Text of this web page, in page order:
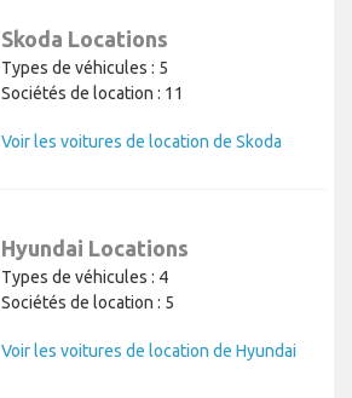
Skoda Locations
Types de véhicules : 5
Sociétés de location : 11
Voir les voitures de location de Skoda
Hyundai Locations
Types de véhicules : 4
Sociétés de location : 5
Voir les voitures de location de Hyundai